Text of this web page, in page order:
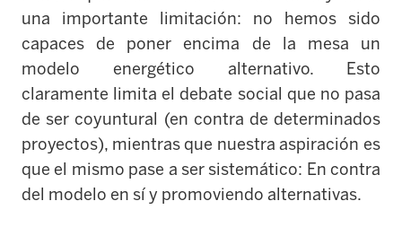
una importante limitación: no hemos sido
capaces de poner encima de la mesa un
modelo energético alternativo. Esto
claramente limita el debate social que no pasa
de ser coyuntural (en contra de determinados
proyectos), mientras que nuestra aspiración es
que el mismo pase a ser sistemático: En contra
del modelo en sí y promoviendo alternativas.